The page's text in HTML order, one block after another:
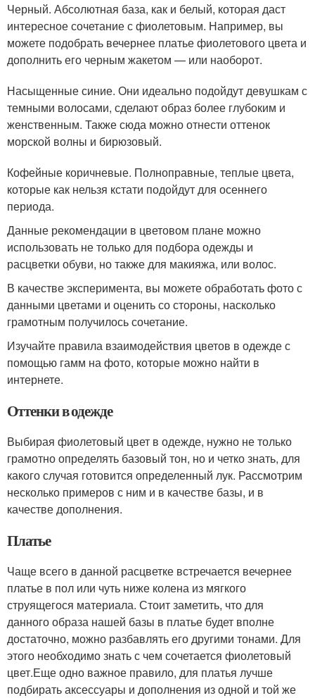
Черный. Абсолютная база, как и белый, которая даст
интересное сочетание с фиолетовым. Например, вы
можете подобрать вечернее платье фиолетового цвета и
дополнить его черным жакетом — или наоборот.
Насыщенные синие. Они идеально подойдут девушкам с
темными волосами, сделают образ более глубоким и
женственным. Также сюда можно отнести оттенок
морской волны и бирюзовый.
Кофейные коричневые. Полноправные, теплые цвета,
которые как нельзя кстати подойдут для осеннего
периода.
Данные рекомендации в цветовом плане можно
использовать не только для подбора одежды и
расцветки обуви, но также для макияжа, или волос.
В качестве эксперимента, вы можете обработать фото с
данными цветами и оценить со стороны, насколько
грамотным получилось сочетание.
Изучайте правила взаимодействия цветов в одежде с
помощью гамм на фото, которые можно найти в
интернете.
Оттенки в одежде
Выбирая фиолетовый цвет в одежде, нужно не только
грамотно определять базовый тон, но и четко знать, для
какого случая готовится определенный лук. Рассмотрим
несколько примеров с ним и в качестве базы, и в
качестве дополнения.
Платье
Чаще всего в данной расцветке встречается вечернее
платье в пол или чуть ниже колена из мягкого
струящегося материала. Стоит заметить, что для
данного образа нашей базы в платье будет вполне
достаточно, можно разбавлять его другими тонами. Для
этого необходимо знать с чем сочетается фиолетовый
цвет.Еще одно важное правило, для платья лучше
подбирать аксессуары и дополнения из одной и той же